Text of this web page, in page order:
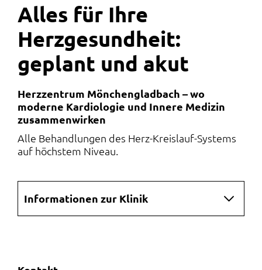
Alles für Ihre
Herzgesundheit:
geplant und akut
Herzzentrum Mönchengladbach – wo
moderne Kardiologie und Innere Medizin
zusammenwirken
Alle Behandlungen des Herz-Kreislauf-Systems
auf höchstem Niveau.
Navigation
überspringen
Informationen zur Klinik